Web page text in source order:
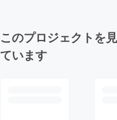
このプロジェクトを
ています